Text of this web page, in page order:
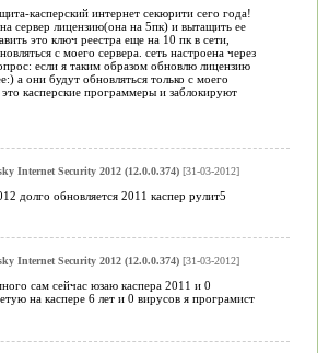
касперский интернет секюрити сего года!
сервер лицензию(она на 5пк) и вытащить ее
это ключ реестра еще на 10 пк в сети,
с моего сервера. сеть настроена через
если я таким образом обновлю лицензию
а они будут обновляться только с моего
это касперские программеры и заблокируют
Internet Security 2012 (12.0.0.374)[31-03-2012]
долго обновляется 2011 каспер рулит5
Internet Security 2012 (12.0.0.374)[31-03-2012]
сам сейчас юзаю каспера 2011 и 0
на каспере 6 лет и 0 вирусов я програмист